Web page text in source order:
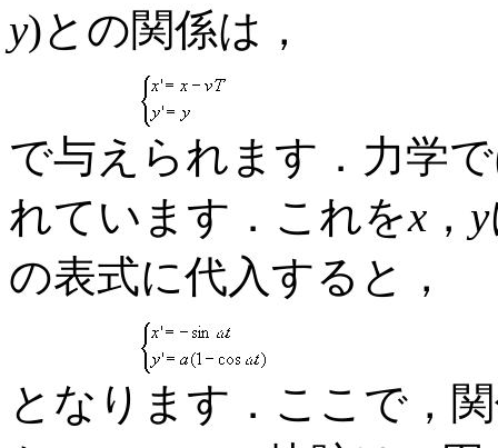
y)との関係は，
で与えられます．力学
れています．これをx ， y
の表式に代入すると，
となります．ここで，